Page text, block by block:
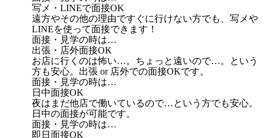
写メ・LINEで面接OK
遠方やその他の理由ですぐに行けない方でも、写メや
LINEを使って面接できます！
面接・見学の時は…
出張・店外面接OK
お店に行くのは怖い…。ちょっと遠いので…。という
方も安心。出張 or 店外での面接OKです。
面接・見学の時は…
日中面接OK
夜はまだ他店で働いているので…という方でも安心。
日中の面接が可能です。
面接・見学の時は…
即日面接OK